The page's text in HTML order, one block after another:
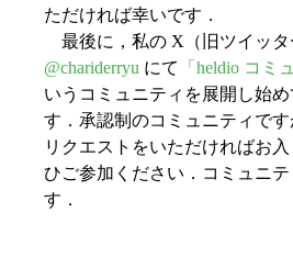
ただければ幸いです．
最後に，私の X（旧ツイッタ
@chariderryu にて 「heldio コミ
いうコミュニティを展開し始
す．承認制のコミュニティで
リクエストをいただければお
ひご参加ください．コミュニ
す．